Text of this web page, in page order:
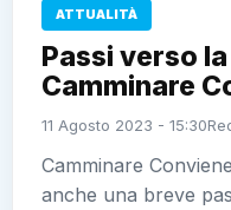
ATTUALITÀ
Passi verso
Camminare
11 Agosto 2023 - 15:30
Camminare
anche una breve